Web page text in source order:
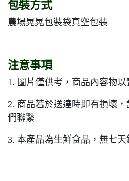
包裝方式
農場晃晃包裝袋真空包裝
注意事項
1. 圖片僅供考，商品內容物
2. 商品若於送達時即有損壞
們聯繫
3. 本產品為生鮮食品，無七天